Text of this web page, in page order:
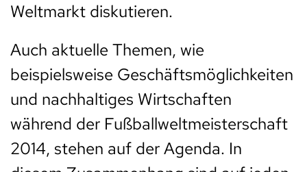
Weltmarkt diskutieren.
Auch aktuelle Themen, wie
beispielsweise Geschäftsmöglichkeiten
und nachhaltiges Wirtschaften
während der Fußballweltmeisterschaft
2014, stehen auf der Agenda. In